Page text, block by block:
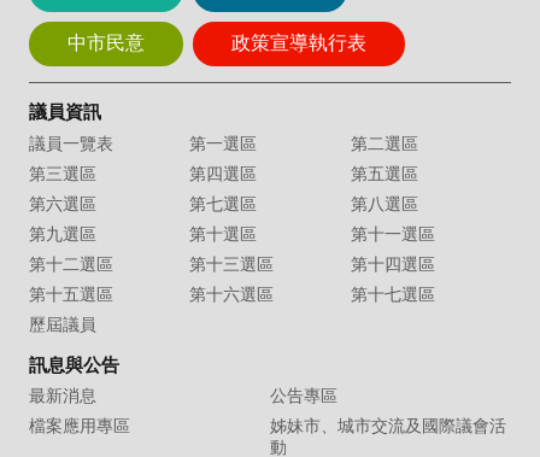
中市民意 政策宣導執行表
議員資訊
議員一覽表 第一選區
第二選區
第三選區
第四選區
第五選區
第六選區
第七選區
第八選區
第九選區
第十選區
第十一選區
第十二選區
第十三選區
第十四選區
第十五選區
第十六選區
第十七選區
歷屆議員
訊息與公告
最新消息
公告專區
檔案應用專區
姊妹市、城市交流及國際議會活
動